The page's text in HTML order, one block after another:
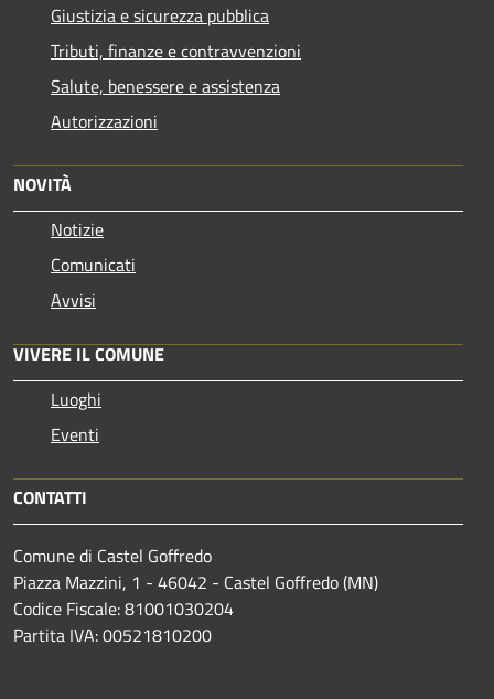
Giustizia e sicurezza pubblica
Tributi, finanze e contravvenzioni
Salute, benessere e assistenza
Autorizzazioni
NOVITÀ
Notizie
Comunicati
Avvisi
VIVERE IL COMUNE
Luoghi
Eventi
CONTATTI
Comune di Castel Goffredo
Piazza Mazzini, 1 - 46042 - Castel Goffredo (MN)
Codice Fiscale: 81001030204
Partita IVA: 00521810200